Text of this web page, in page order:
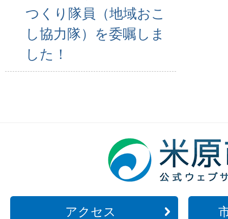
つくり隊員（地域おこ
し協力隊）を委嘱しま
した！
アクセス